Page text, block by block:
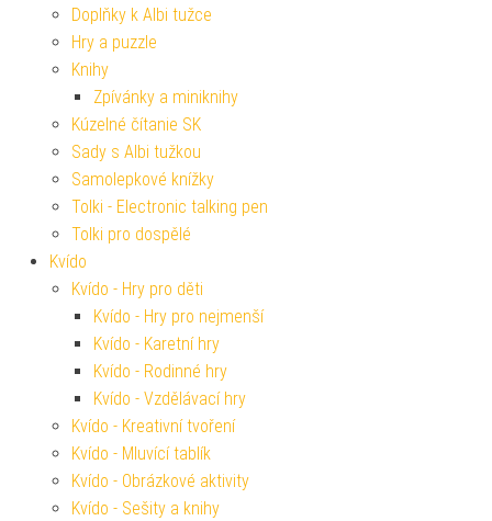
Doplňky k Albi tužce
Hry a puzzle
Knihy
Zpívánky a miniknihy
Kúzelné čítanie SK
Sady s Albi tužkou
Samolepkové knížky
Tolki - Electronic talking pen
Tolki pro dospělé
Kvído
Kvído - Hry pro děti
Kvído - Hry pro nejmenší
Kvído - Karetní hry
Kvído - Rodinné hry
Kvído - Vzdělávací hry
Kvído - Kreativní tvoření
Kvído - Mluvící tablík
Kvído - Obrázkové aktivity
Kvído - Sešity a knihy